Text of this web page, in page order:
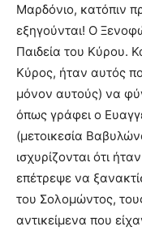
Μαρδόνιο, κατόπιν
εξηγούνται! Ο
Παιδεία του Κύρου.
Κύρος, ήταν αυτός
μόνον αυτούς) να
όπως γράφει ο
(μετοικεσία
ισχυρίζονται ότι
επέτρεψε να
του Σολομώντος,
αντικείμενα που